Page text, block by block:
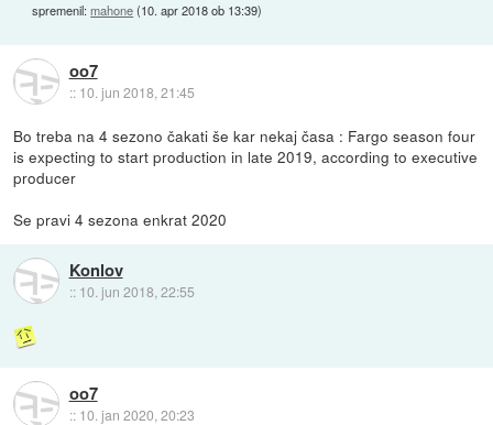
spremenil:mahone(10. apr 2018 ob 13:39)
oo7
:: 10. jun 2018, 21:45
Bo treba na 4 sezono čakati še kar nekaj časa : Fargo season four
is expecting to start production in late 2019, according to executive
producer
Se pravi 4 sezona enkrat 2020
Konlov
:: 10. jun 2018, 22:55
oo7
:: 10. jan 2020, 20:23